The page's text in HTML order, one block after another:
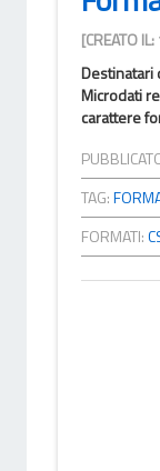
[CREATO
Destinatari
Microdati
carattere
TAG:
FORMATI: